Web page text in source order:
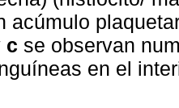
acúmulo
c se observan
en el